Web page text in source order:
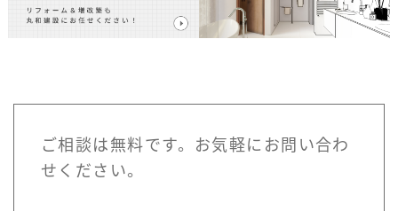
ご相談は無料です。お気軽にお問い合わ
せください。